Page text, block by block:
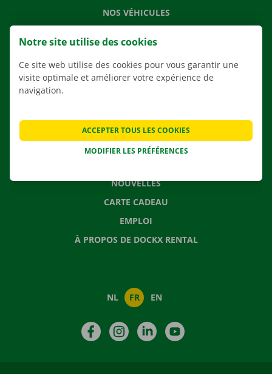
NOS VÉHICULES
APPLI
CONTACTEZ NOUS
NOUVELLES
CARTE CADEAU
EMPLOI
À PROPOS DE DOCKX RENTAL
NL FR EN
FacebookInstagramLinkedIn
Notre site utilise des cookies
Ce site web utilise des cookies pour vous garantir une
visite optimale et améliorer votre expérience de
navigation.
MODIFIER LES PRÉFÉRENCES
ACCEPTER TOUS LES COOKIES